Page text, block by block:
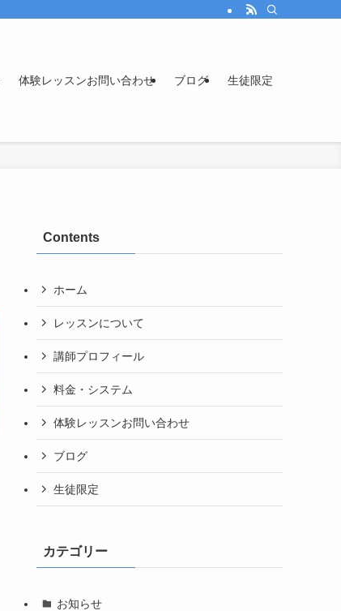
体験レッスンお問い合わせ ブログ 生徒限定
Contents
ホーム
レッスンについて
講師プロフィール
料金・システム
体験レッスンお問い合わせ
ブログ
生徒限定
カテゴリー
お知らせ